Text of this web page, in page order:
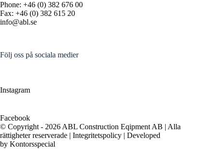
Phone: +46 (0) 382 676 00
Fax: +46 (0) 382 615 20
info@abl.se
Följ oss på sociala medier
Instagram
Facebook
© Copyright - 2026 ABL Construction Eqipment AB | Alla
rättigheter reserverade | Integritetspolicy | Developed
by Kontorsspecial